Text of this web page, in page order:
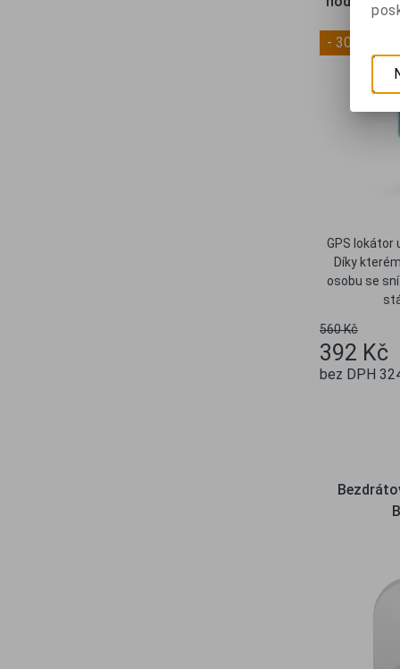
- 30 %
GPS lokátor
Díky
osobu se
560 Kč
392 Kč
bez DPH